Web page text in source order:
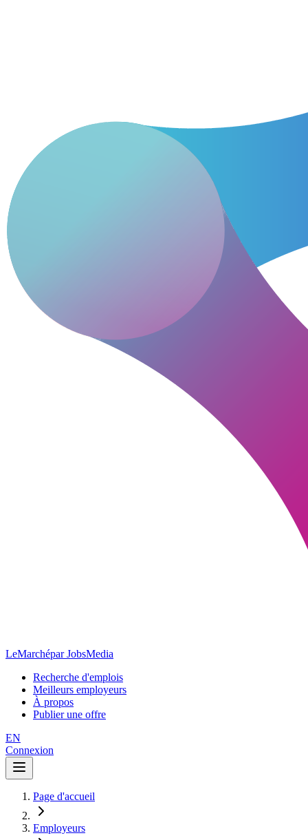
LeMarchépar JobsMedia
Recherche d'emplois
Meilleurs employeurs
À propos
Publier une offre
EN
Connexion
Page d'accueil
Employeurs